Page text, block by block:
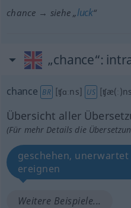
chance → siehe „luck“
„chance“:
chance BR [ʧɑːns] US
Übersicht aller
(Für mehr Details die
geschehen,
ereignen
Weitere Beispiele...